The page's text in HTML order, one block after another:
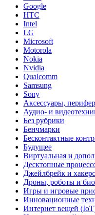
Google
HTC
Intel
LG
Microsoft
Motorola
Nokia
Nvidia
Qualcomm
Samsung
Sony
Аксессуары,
Аудио- и
Без рубрики
Бенчмарки
Бесконтактные
Будущее
Виртуальная и
Десктопные
Джейлбрейк и
Дроны, роботы и
Игры и игровые
Инновационные
Интернет вещей